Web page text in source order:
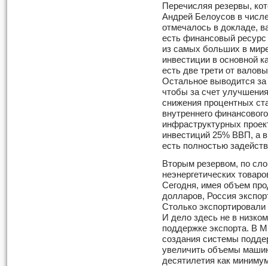
Перечисляя резервы,
Андрей Белоусов в
отмечалось в докладе,
есть финансовый
из самых больших в
инвестиции в основной
есть две трети от
Остальное выводится
чтобы за счет
снижения процентных
внутреннего
инфраструктурных
инвестиций 25% ВВП, а в
есть полностью
Вторым резервом, по
неэнергетических
Сегодня, имея объем
долларов, Россия
Столько
И дело здесь не в
поддержке экспорта. В
создания системы
увеличить объемы
десятилетия как